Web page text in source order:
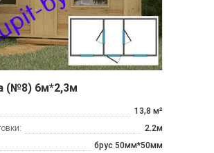
(№8) 6м*2,3м
13,8 м²
2.2м
брус 50мм*50мм